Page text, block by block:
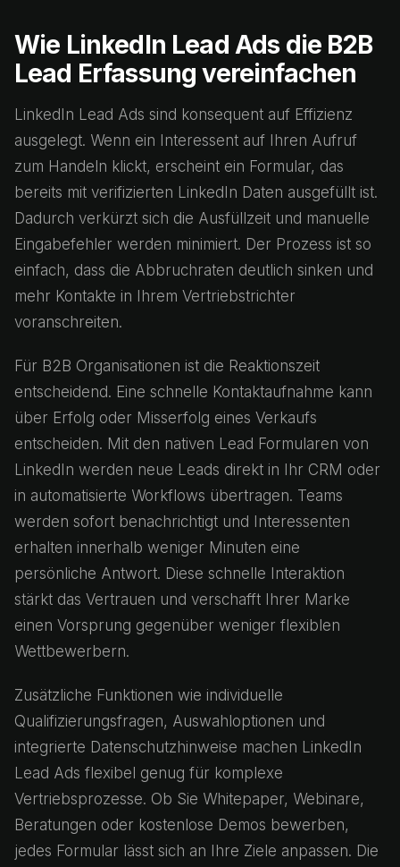
Wie LinkedIn Lead Ads die B2B
Lead Erfassung vereinfachen
LinkedIn Lead Ads sind konsequent auf Effizienz
ausgelegt. Wenn ein Interessent auf Ihren Aufruf
zum Handeln klickt, erscheint ein Formular, das
bereits mit verifizierten LinkedIn Daten ausgefüllt ist.
Dadurch verkürzt sich die Ausfüllzeit und manuelle
Eingabefehler werden minimiert. Der Prozess ist so
einfach, dass die Abbruchraten deutlich sinken und
mehr Kontakte in Ihrem Vertriebstrichter
voranschreiten.
Für B2B Organisationen ist die Reaktionszeit
entscheidend. Eine schnelle Kontaktaufnahme kann
über Erfolg oder Misserfolg eines Verkaufs
entscheiden. Mit den nativen Lead Formularen von
LinkedIn werden neue Leads direkt in Ihr CRM oder
in automatisierte Workflows übertragen. Teams
werden sofort benachrichtigt und Interessenten
erhalten innerhalb weniger Minuten eine
persönliche Antwort. Diese schnelle Interaktion
stärkt das Vertrauen und verschafft Ihrer Marke
einen Vorsprung gegenüber weniger flexiblen
Wettbewerbern.
Zusätzliche Funktionen wie individuelle
Qualifizierungsfragen, Auswahloptionen und
integrierte Datenschutzhinweise machen LinkedIn
Lead Ads flexibel genug für komplexe
Vertriebsprozesse. Ob Sie Whitepaper, Webinare,
Beratungen oder kostenlose Demos bewerben,
jedes Formular lässt sich an Ihre Ziele anpassen. Die